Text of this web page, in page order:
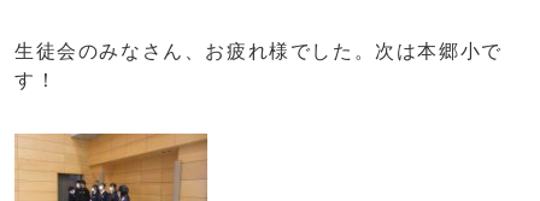
生徒会のみなさん、お疲れ様でした。次は本郷小で
す！